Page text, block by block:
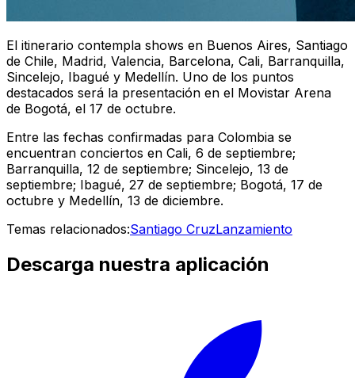
El itinerario contempla shows en Buenos Aires, Santiago
de Chile, Madrid, Valencia, Barcelona, Cali, Barranquilla,
Sincelejo, Ibagué y Medellín. Uno de los puntos
destacados será la presentación en el Movistar Arena
de Bogotá, el 17 de octubre.
Entre las fechas confirmadas para Colombia se
encuentran conciertos en Cali, 6 de septiembre;
Barranquilla, 12 de septiembre; Sincelejo, 13 de
septiembre; Ibagué, 27 de septiembre; Bogotá, 17 de
octubre y Medellín, 13 de diciembre.
Temas relacionados:Santiago CruzLanzamiento
Descarga nuestra aplicación